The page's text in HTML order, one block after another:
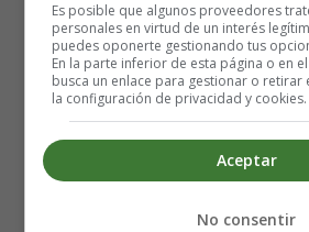
¿Cómo ayudar al
sentarse?
Si el bebé es capaz de sentarse, sin
los objetos cercanos con mayor
entorno. Esta exploración agudizará
Es posible que algunos proveedores
personales en virtud de un interés
puedes oponerte gestionando tus
En la parte inferior de esta página o en
busca un enlace para gestionar o retirar
la configuración de privacidad y cookies.
Aceptar
No consentir